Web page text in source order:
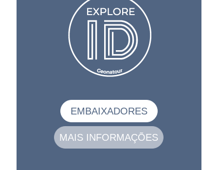
EMBAIXADORES
MAIS INFORMAÇÕES